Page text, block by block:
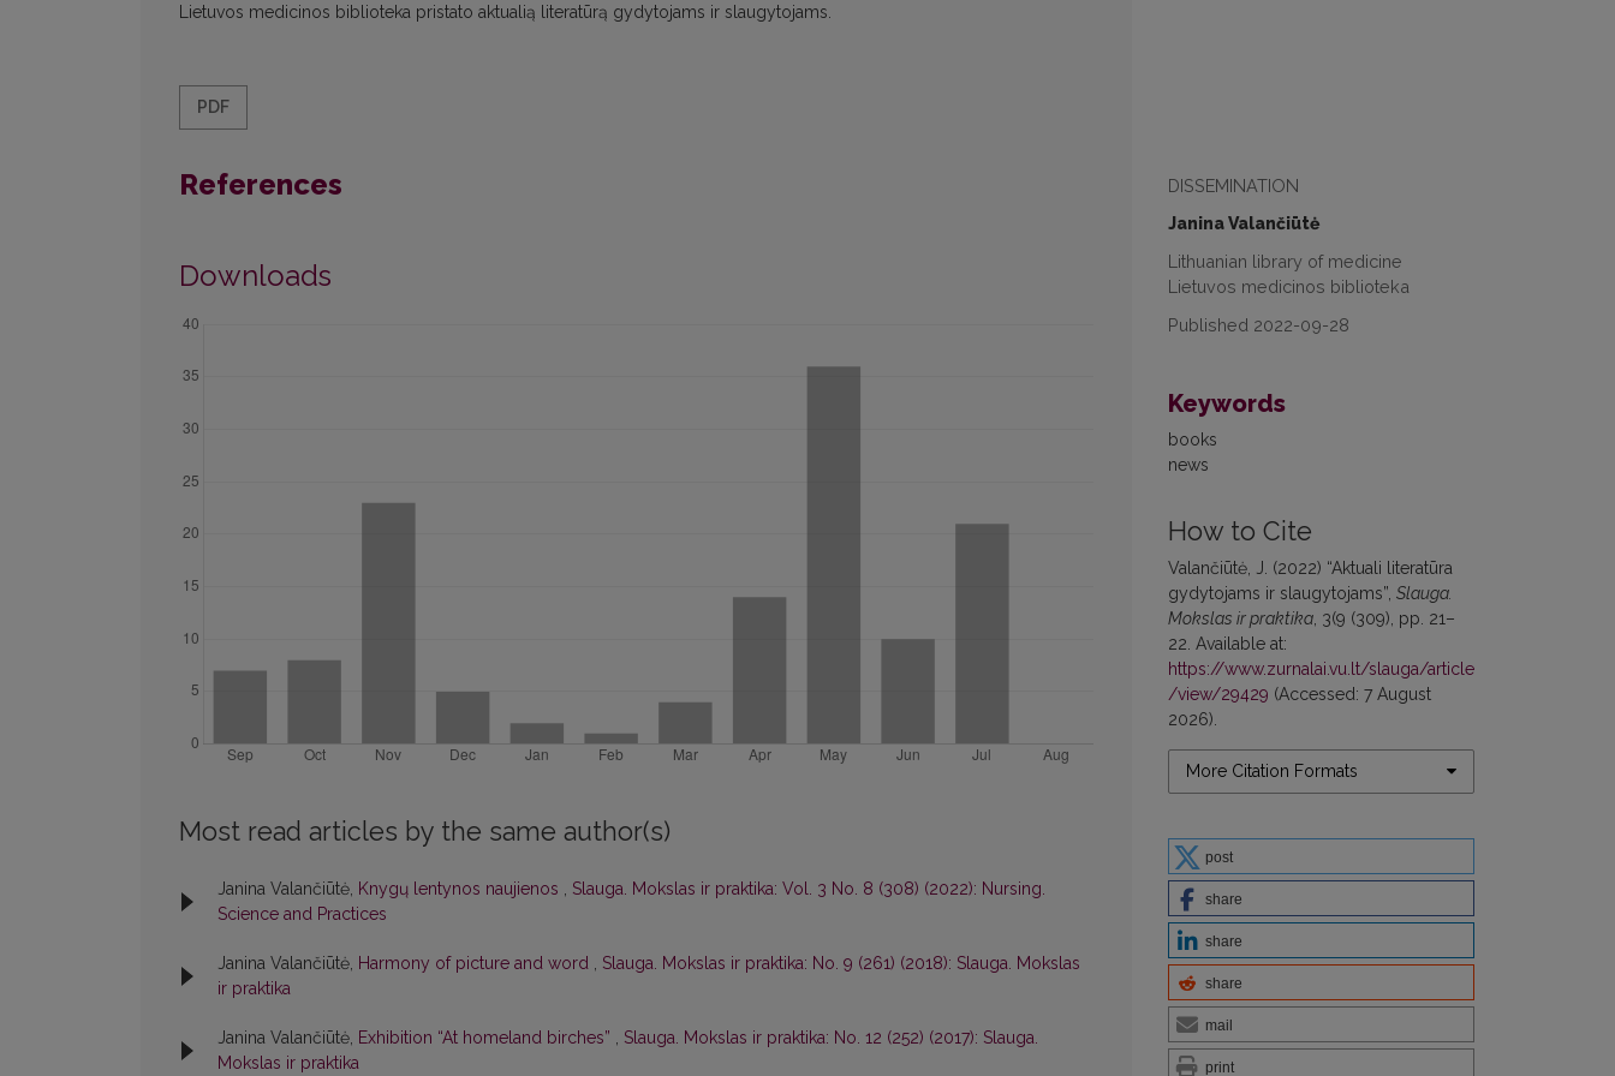
DISSEMINATION
Janina Valančiūtė
Lithuanian library of medicine
Lietuvos medicinos biblioteka
Published 2022-09-28
Keywords
books
news
How to Cite
Valančiūtė, J. (2022) “Aktuali literatūra
gydytojams ir slaugytojams”, Slauga.
Mokslas ir praktika , 3(9 (309), pp. 21–
22. Available at:
https://www.zurnalai.vu.lt/slauga/article
/view/29429 (Accessed: 7 August
2026).
More Citation Formats
post
share
share
share
mail
print
Lietuvos medicinos biblioteka pristato aktualią literatūrą gydytojams ir slaugytojams.
PDF
References
Downloads
Most read articles by the same author(s)
Janina Valančiūtė, Knygų lentynos naujienos , Slauga. Mokslas ir praktika: Vol. 3 No. 8 (308) (2022): Nursing.
Science and Practices
Janina Valančiūtė, Harmony of picture and word , Slauga. Mokslas ir praktika: No. 9 (261) (2018): Slauga. Mokslas
ir praktika
Janina Valančiūtė, Exhibition “At homeland birches” , Slauga. Mokslas ir praktika: No. 12 (252) (2017): Slauga.
Mokslas ir praktika